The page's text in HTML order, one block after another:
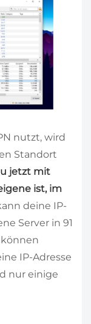
nutzt, wird
Standort
jetzt mit
ist, im
deine IP-
Server in 91
IP-Adresse
nur einige